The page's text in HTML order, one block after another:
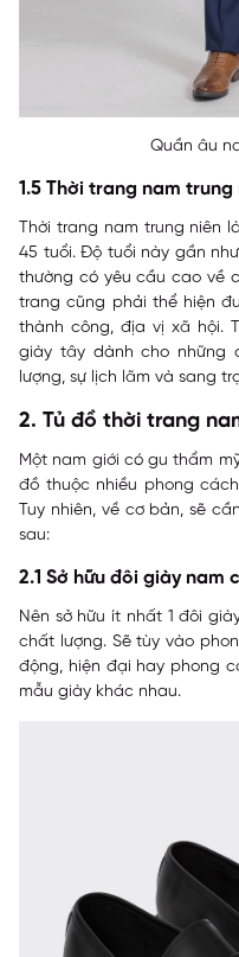
Quần âu
1.5 Thời trang nam trung
Thời trang nam trung niên
45 tuổi. Độ tuổi này gần
thường có yêu cầu cao về
trang cũng phải thể hiện
thành công, địa vị xã hội.
giày tây dành cho những
lượng, sự lịch lãm và sang
2. Tủ đồ thời trang
Một nam giới có gu thẩm
đồ thuộc nhiều phong
Tuy nhiên, về cơ bản, sẽ
sau:
2.1 Sở hữu đôi giày nam
Nên sở hữu ít nhất 1 đôi
chất lượng. Sẽ tùy vào
động, hiện đại hay phong
mẫu giày khác nhau.